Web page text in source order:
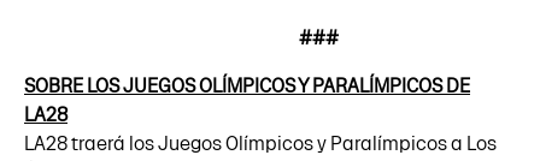
###
SOBRE LOS JUEGOS OLÍMPICOS Y PARALÍMPICOS DE
LA28
LA28 traerá los Juegos Olímpicos y Paralímpicos a Los